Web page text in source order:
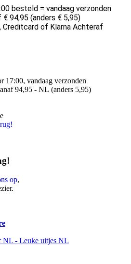
besteld = vandaag verzonden
€ 94,95 (anders € 5,95)
Creditcard of Klarna Achteraf
17:00, vandaag verzonden
94,95 - NL (anders 5,95)
op,
NL - Leuke uitjes NL